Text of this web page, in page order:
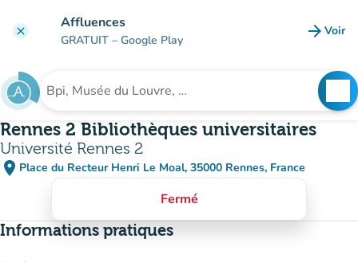
clear Affluences
GRATUIT – Google Play arrow_forward Voir
Rechercher un établissement
Rennes 2 Bibliothèques universitaires
Université Rennes 2
place Place du Recteur Henri Le Moal, 35000 Rennes, France
(ouvrir dans Google Maps)
(nouvel onglet)
Fermé
Informations pratiques